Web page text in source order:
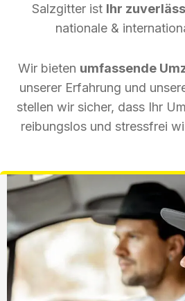
Salzgitter ist Ihr
nationale &
Wir bieten umfassende
unserer Erfahrung und
stellen wir sicher, dass Ihr
reibungslos und stressfrei